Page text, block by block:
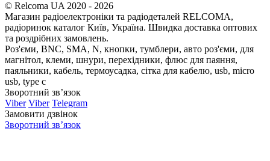
© Relcoma UA 2020 - 2026
Магазин радіоелектроніки та радіодеталей RELCOMA,
радіоринок каталог Київ, Україна. Швидка доставка оптових
та роздрібних замовлень.
Роз'єми, BNC, SMA, N, кнопки, тумблери, авто роз'єми, для
магнітол, клеми, шнури, перехідники, флюс для паяння,
паяльники, кабель, термоусадка, сітка для кабелю, usb, micro
usb, type c
Зворотний зв’язок
Viber Viber Telegram
Замовити дзвінок
Зворотний зв’язок